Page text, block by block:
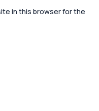
in this browser for the